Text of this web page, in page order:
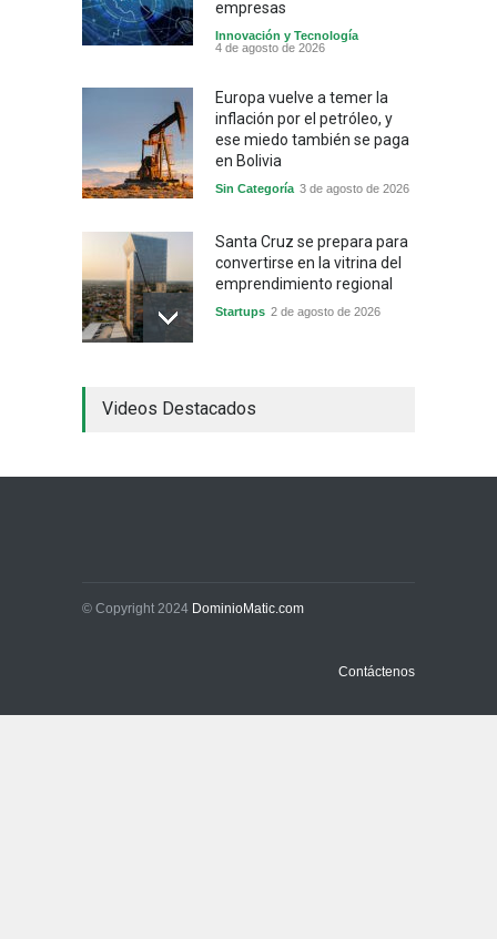
empresas
Innovación y Tecnología
4 de agosto de 2026
Europa vuelve a temer la
inflación por el petróleo, y
ese miedo también se paga
en Bolivia
Sin Categoría 3 de agosto de 2026
Santa Cruz se prepara para
convertirse en la vitrina del
emprendimiento regional
Startups 2 de agosto de 2026
industrial y el golpe puede
Sin Categoría 1 de agosto de 2026
Videos Destacados
© Copyright 2024 DominioMatic.com
Contáctenos